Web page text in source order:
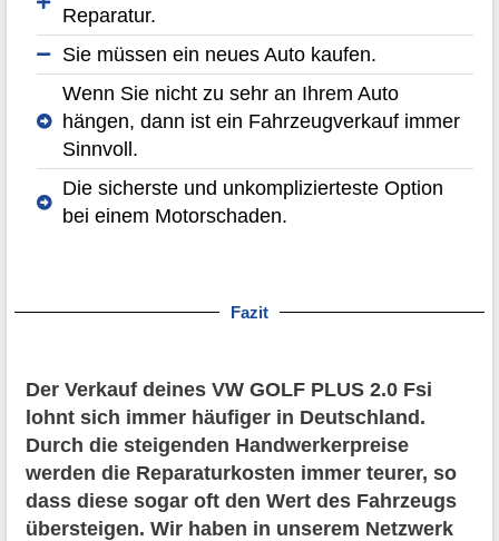
Reparatur.
Sie müssen ein neues Auto kaufen.
Wenn Sie nicht zu sehr an Ihrem Auto
hängen, dann ist ein Fahrzeugverkauf immer
Sinnvoll.
Die sicherste und unkomplizierteste Option
bei einem Motorschaden.
Fazit
Der Verkauf deines VW GOLF PLUS 2.0 Fsi
lohnt sich immer häufiger in Deutschland.
Durch die steigenden Handwerkerpreise
werden die Reparaturkosten immer teurer, so
dass diese sogar oft den Wert des Fahrzeugs
übersteigen. Wir haben in unserem Netzwerk